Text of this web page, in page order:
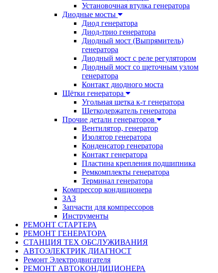
Установочная втулка генератора
Диодные мосты
Диод генератора
Диод-трио генератора
Диодный мост (Выпрямитель)
генератора
Диодный мост с реле регулятором
Диодный мост со щеточным узлом
генератора
Контакт диодного моста
Щётки генератора
Угольная щетка к-т генератора
Щеткодержатель генератора
Прочие детали генераторов
Вентилятор, генератор
Изолятор генератора
Конденсатор генератора
Контакт генератора
Пластина крепления подшипника
Ремкомплекты генератора
Терминал генератора
Компрессор кондиционера
ЗАЗ
Запчасти для компрессоров
Инструменты
РЕМОНТ СТАРТЕРА
РЕМОНТ ГЕНЕРАТОРА
СТАНЦИЯ ТЕХ ОБСЛУЖИВАНИЯ
АВТОЭЛЕКТРИК ДИАГНОСТ
Ремонт Электродвигателя
РЕМОНТ АВТОКОНДИЦИОНЕРА